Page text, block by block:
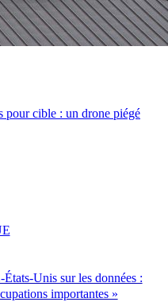
pour cible : un drone piégé
Unis sur les données :
importantes »